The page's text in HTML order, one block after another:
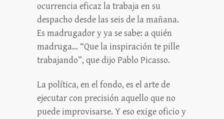
ocurrencia eficaz la trabaja en su
despacho desde las seis de la mañana.
Es madrugador y ya se sabe: a quién
madruga… “Que la inspiración te pille
trabajando”, que dijo Pablo Picasso.
La política, en el fondo, es el arte de
ejecutar con precisión aquello que no
puede improvisarse. Y eso exige oficio y